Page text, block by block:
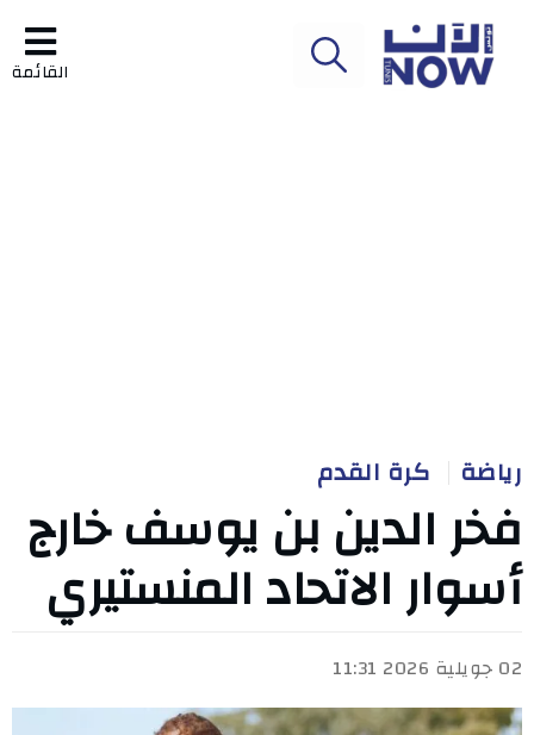
القائمة
رياضة كرة القدم
فخر الدين بن يوسف خارج
أسوار الاتحاد المنستيري
02 جويلية 2026 11:31